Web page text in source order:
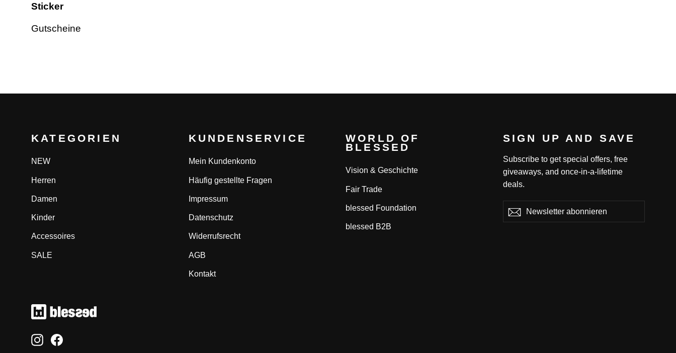
Sticker
Gutscheine
KATEGORIEN
NEW
Herren
Damen
Kinder
Accessoires
SALE
KUNDENSERVICE
Mein Kundenkonto
Häufig gestellte Fragen
Impressum
Datenschutz
Widerrufsrecht
AGB
Kontakt
WORLD OF
BLESSED
Vision & Geschichte
Fair Trade
blessed Foundation
blessed B2B
SIGN UP AND SAVE
Subscribe to get special offers, free
giveaways, and once-in-a-lifetime
deals.
abonnieren
Abonnieren
InstagramFacebook